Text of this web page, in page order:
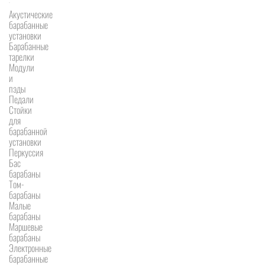
Акустические
барабанные
установки
Барабанные
тарелки
Модули
и
пэды
Педали
Стойки
для
барабанной
установки
Перкуссия
Бас
барабаны
Том-
барабаны
Малые
барабаны
Маршевые
барабаны
Электронные
барабанные